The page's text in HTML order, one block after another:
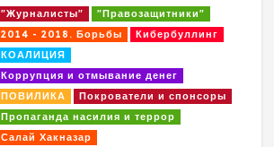
"Журналисты"
"Правозащитники"
2014 - 2018. Борьбы
Кибербуллинг
КОАЛИЦИЯ
Коррупция и отмывание денег
ПОВИЛИКА
Покрователи и спонсоры
Пропаганда насилия и террор
Салай Хакназар